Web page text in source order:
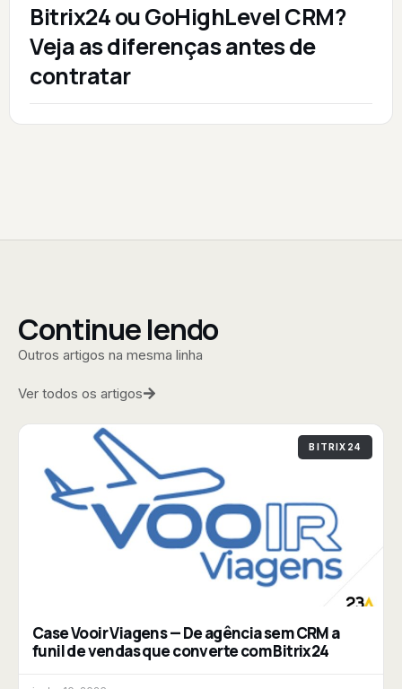
Bitrix24 ou GoHighLevel CRM?
Veja as diferenças antes de
contratar
Continue lendo
Outros artigos na mesma linha
Ver todos os artigos
BITRIX24
Case Vooir Viagens — De agência sem CRM a
funil de vendas que converte com Bitrix24